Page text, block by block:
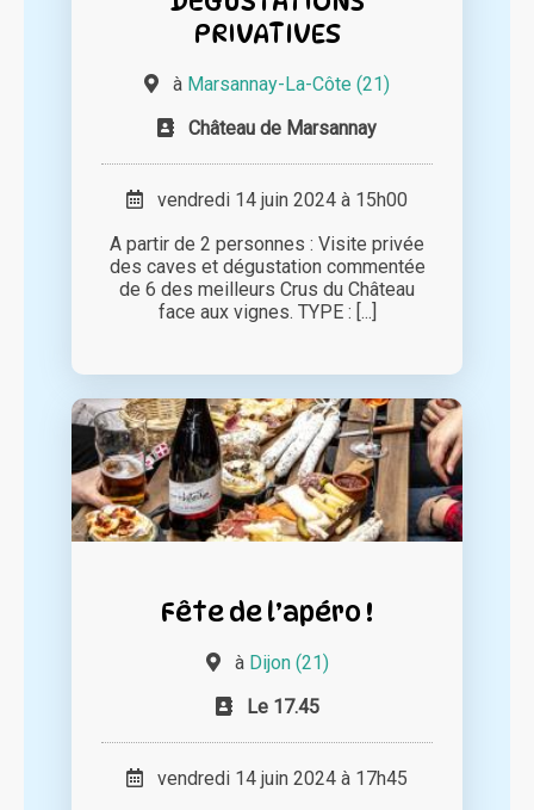
PRIVATIVES
à Marsannay-La-Côte (21)
Château de Marsannay
vendredi 14 juin 2024 à 15h00
A partir de 2 personnes : Visite privée
des caves et dégustation commentée
de 6 des meilleurs Crus du Château
face aux vignes. TYPE : [...]
Fête de l’apéro !
à Dijon (21)
Le 17.45
vendredi 14 juin 2024 à 17h45